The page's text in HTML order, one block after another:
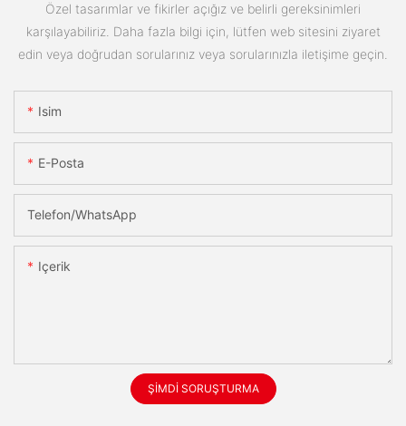
Özel tasarımlar ve fikirler açığız ve belirli gereksinimleri
karşılayabiliriz. Daha fazla bilgi için, lütfen web sitesini ziyaret
edin veya doğrudan sorularınız veya sorularınızla iletişime geçin.
Isim
E-Posta
Telefon/WhatsApp
Içerik
ŞIMDI SORUŞTURMA